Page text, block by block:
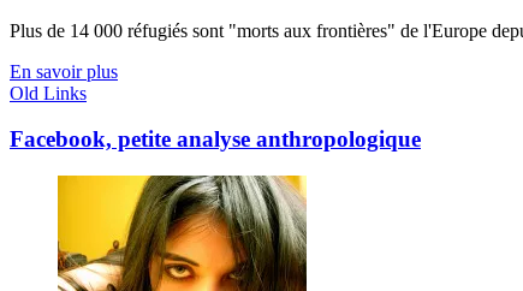
Plus de 14 000 réfugiés sont "morts aux frontières" de l'Europe
En savoir plus
Old Links
Facebook, petite analyse anthropologique